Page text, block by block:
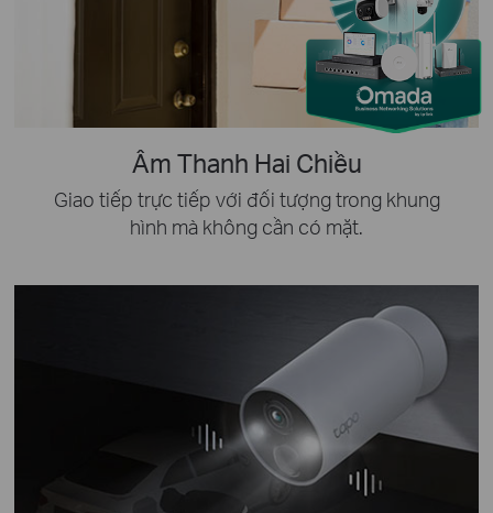
Âm Thanh Hai Chiều
Giao tiếp trực tiếp với đối tượng trong khung
hình mà không cần có mặt.